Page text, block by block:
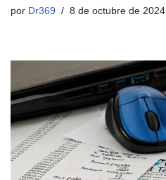
por Dr369 8 de octubre de 2024